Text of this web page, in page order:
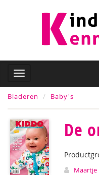
Bladeren Baby's
De
Maartje